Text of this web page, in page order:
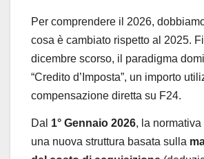
Per comprendere il 2026,
cosa è cambiato rispetto al 2025.
dicembre scorso, il paradigma
“Credito d’Imposta”, un importo
compensazione diretta su F24.
Dal 1° Gennaio 2026, la
una nuova struttura basata sulla